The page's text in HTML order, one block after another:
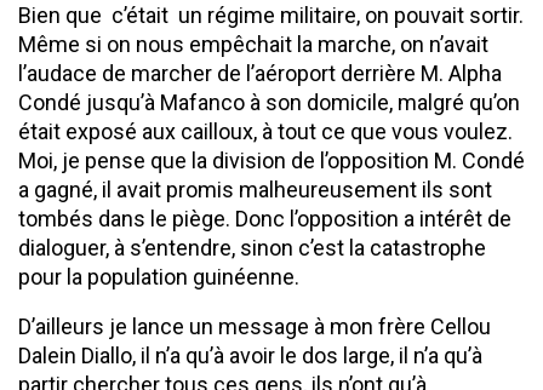
Bien que c’était un régime militaire, on pouvait sortir.
Même si on nous empêchait la marche, on n’avait
l’audace de marcher de l’aéroport derrière M. Alpha
Condé jusqu’à Mafanco à son domicile, malgré qu’on
était exposé aux cailloux, à tout ce que vous voulez.
Moi, je pense que la division de l’opposition M. Condé
a gagné, il avait promis malheureusement ils sont
tombés dans le piège. Donc l’opposition a intérêt de
dialoguer, à s’entendre, sinon c’est la catastrophe
pour la population guinéenne.
D’ailleurs je lance un message à mon frère Cellou
Dalein Diallo, il n’a qu’à avoir le dos large, il n’a qu’à
partir chercher tous ces gens, ils n’ont qu’à